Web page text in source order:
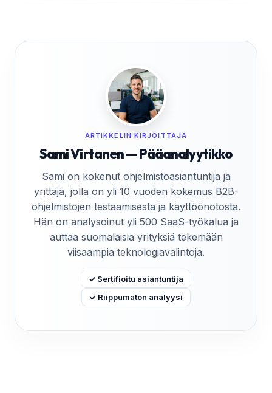
ARTIKKELIN KIRJOITTAJA
Sami Virtanen — Pääanalyytikko
Sami on kokenut ohjelmistoasiantuntija ja
yrittäjä, jolla on yli 10 vuoden kokemus B2B-
ohjelmistojen testaamisesta ja käyttöönotosta.
Hän on analysoinut yli 500 SaaS-työkalua ja
auttaa suomalaisia yrityksiä tekemään
viisaampia teknologiavalintoja.
✓ Sertifioitu asiantuntija
✓ Riippumaton analyysi